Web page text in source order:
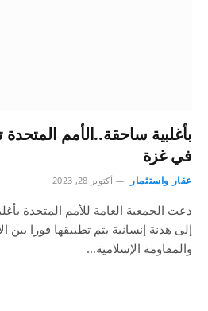
بأغلبية ساحقة..الأمم المتحدة
في غزة
عقار واستثمار أكتوبر 28, 2023
دعت الجمعية العامة للأمم المتحدة
إلى هدنة إنسانية يتم تطبيقها فورا بين
والمقاومة الإسلامية…